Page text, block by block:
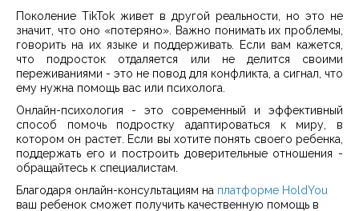
Поколение TikTok живет в другой реальности, но это не
значит, что оно «потеряно». Важно понимать их проблемы,
говорить на их языке и поддерживать. Если вам кажется,
что подросток отдаляется или не делится своими
переживаниями - это не повод для конфликта, а сигнал, что
ему нужна помощь вас или психолога.
Онлайн-психология - это современный и эффективный
способ помочь подростку адаптироваться к миру, в
котором он растет. Если вы хотите понять своего ребенка,
поддержать его и построить доверительные отношения -
обращайтесь к специалистам.
Благодаря онлайн-консультациям на платформе HoldYou
ваш ребенок сможет получить качественную помощь в